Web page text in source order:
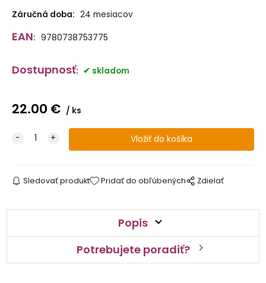
Záručná doba: 24 mesiacov
EAN: 9780738753775
Dostupnosť: skladom
22.00 € ks
Sledovať produkt Pridať do obľúbených Zdielať
Popis
Potrebujete poradiť?